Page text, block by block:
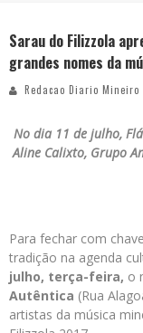
Sarau do Filizzola
grandes nomes da
Redacao Diario Mineiro
No dia 11 de julho,
Aline Calixto, Grupo
Para fechar com
tradição na agenda
julho, terça-feira, o
Autêntica (Rua
artistas da música